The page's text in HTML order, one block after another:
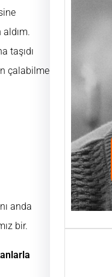
taşıdı
çalabilme
anda
bir.